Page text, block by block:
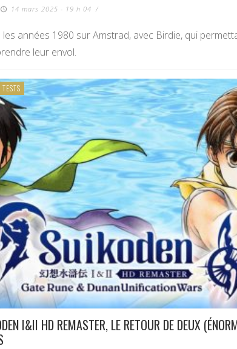
14 mars 2025 - 19 h 04 /
années 1980 sur Amstrad, avec Birdie, qui
leur envol.
TESTS
I&II HD REMASTER, LE RETOUR DE DEUX